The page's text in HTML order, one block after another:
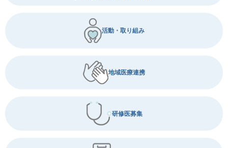
活動・取り組み
地域医療連携
研修医募集